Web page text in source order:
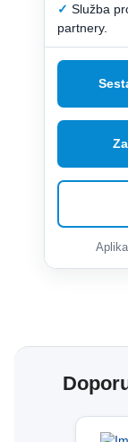
✓ Služba
partnery.